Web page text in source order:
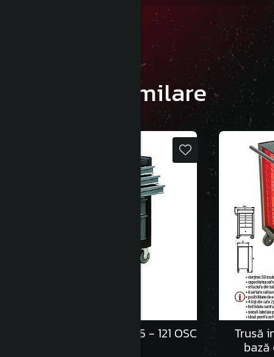
Produse similare
Trusa Industriala TSG 5 - 121 OSC Trusă